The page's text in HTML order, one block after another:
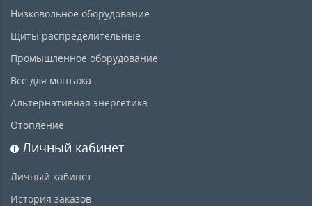
Низковольное оборудование
Щиты распределительные
Промышленное оборудование
Все для монтажа
Альтернативная энергетика
Отопление
Личный кабинет
Личный кабинет
История заказов